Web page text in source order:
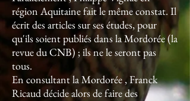
région Aquitaine fait le même constat. Il
écrit des articles sur ses études, pour
qu'ils soient publiés dans la Mordorée (la
revue du CNB) ; ils ne le seront pas
tous.
En consultant la Mordorée , Franck
Ricaud décide alors de faire des